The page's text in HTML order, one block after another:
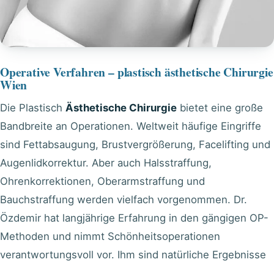
Operative Verfahren – plastisch ästhetische Chirurgie
Wien
Die Plastisch Ästhetische Chirurgie bietet eine große
Bandbreite an Operationen. Weltweit häufige Eingriffe
sind Fettabsaugung, Brustvergrößerung, Facelifting und
Augenlidkorrektur. Aber auch Halsstraffung,
Ohrenkorrektionen, Oberarmstraffung und
Bauchstraffung werden vielfach vorgenommen. Dr.
Özdemir hat langjährige Erfahrung in den gängigen OP-
Methoden und nimmt Schönheitsoperationen
verantwortungsvoll vor. Ihm sind natürliche Ergebnisse